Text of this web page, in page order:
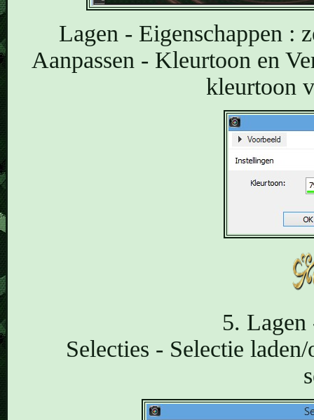
Lagen - Eigenschappen :
Aanpassen - Kleurtoon en
kleurtoon
5. Lagen
Selecties - Selectie